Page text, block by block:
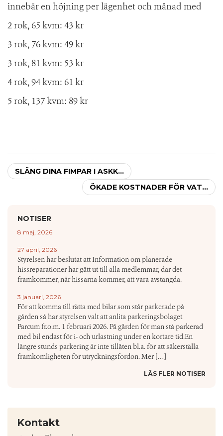
innebär en höjning per lägenhet och månad med
2 rok, 65 kvm: 43 kr
3 rok, 76 kvm: 49 kr
3 rok, 81 kvm: 53 kr
4 rok, 94 kvm: 61 kr
5 rok, 137 kvm: 89 kr
SLÄNG DINA FIMPAR I ASKK...
ÖKADE KOSTNADER FÖR VAT...
NOTISER
8 maj, 2026
27 april, 2026
Styrelsen har beslutat att Information om planerade
hissreparationer har gått ut till alla medlemmar, där det
framkommer, när hissarna kommer, att vara avstängda.
3 januari, 2026
För att komma till rätta med bilar som står parkerade på
gården så har styrelsen valt att anlita parkeringsbolaget
Parcum fr.o.m. 1 februari 2026. På gården för man stå parkerad
med bil endast för i- och urlastning under en kortare tid.En
längre stunds parkering är inte tillåten bl.a. för att säkerställa
framkomligheten för utryckningsfordon. Mer […]
LÄS FLER NOTISER
Kontakt